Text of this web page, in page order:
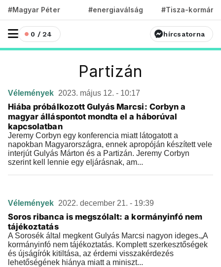
#Magyar Péter #energiaválság #Tisza-kormány
0 / 24 hírcsatorna
Partizán
Vélemények 2023. május 12. - 10:17
Hiába próbálkozott Gulyás Marcsi: Corbyn a
magyar álláspontot mondta el a háborúval
kapcsolatban
Jeremy Corbyn egy konferencia miatt látogatott a
napokban Magyarországra, ennek apropóján készített vele
interjút Gulyás Márton és a Partizán. Jeremy Corbyn
szerint kell lennie egy eljárásnak, am...
Vélemények 2022. december 21. - 19:39
Soros ribanca is megszólalt: a kormányinfó nem
tájékoztatás
A Sorosék által megkent Gulyás Marcsi nagyon ideges.„A
kormányinfó nem tájékoztatás. Komplett szerkesztőségek
és újságírók kitiltása, az érdemi visszakérdezés
lehetőségének hiánya miatt a miniszt...